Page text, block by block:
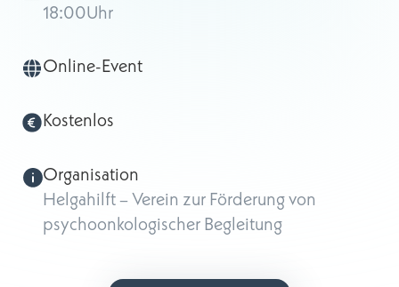
18:00Uhr
Online-Event
Kostenlos
Organisation
Helgahilft – Verein zur Förderung von
psychoonkologischer Begleitung